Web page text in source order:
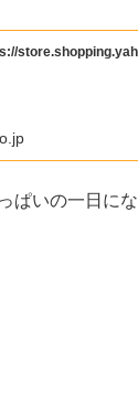
ぱいの一日に